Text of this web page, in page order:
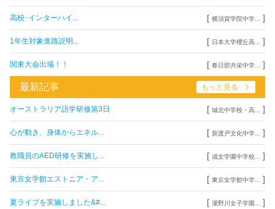
高校･インターハイ... [ 横須賀学院中学... ]
1年生対象進路説明... [ 日本大学櫻丘高... ]
関東大会出場！！ [ 春日部共栄中学... ]
最新記事 もっと見る
オーストラリア語学研修第3日 [ 城北中学校・高... ]
心が動き、身体からエネル... [ 新渡戸文化中学... ]
教職員のAED研修を実施し... [ 成女学園中学校... ]
東京女学館エストニア・ア... [ 東京女学館中学... ]
夏ライブを実施しました&#... [ 瀧野川女子学園... ]